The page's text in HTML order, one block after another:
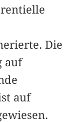
Die
auf
auf